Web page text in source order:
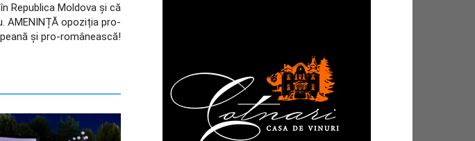
Republica Moldova și că
AMENINȚĂ opoziția pro-
și pro-românească!